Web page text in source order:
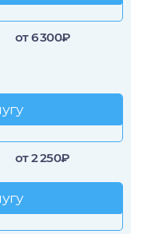
от 6 300₽
от 2 250₽